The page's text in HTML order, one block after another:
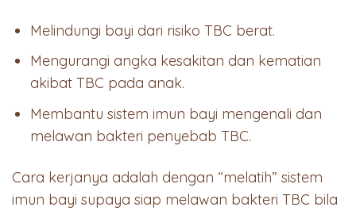
Melindungi bayi dari risiko TBC berat.
Mengurangi angka kesakitan dan kematian
akibat TBC pada anak.
Membantu sistem imun bayi mengenali dan
melawan bakteri penyebab TBC.
Cara kerjanya adalah dengan “melatih” sistem
imun bayi supaya siap melawan bakteri TBC bila